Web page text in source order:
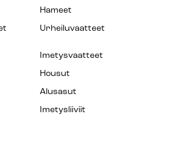
Hameet
Urheiluvaatteet
Imetysvaatteet
Housut
Alusasut
Imetysliiviit